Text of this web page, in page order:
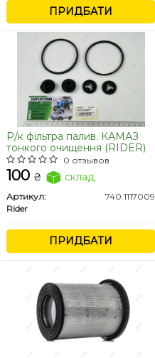
ПРИДБАТИ
Р/к фільтра палив. КАМАЗ
тонкого очищення (RIDER)
0 отзывов
100 ₴ склад
Артикул:
740.1117009
Rider
ПРИДБАТИ